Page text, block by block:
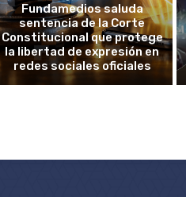
Fundamedios saluda
sentencia de la Corte
Constitucional que protege
la libertad de expresión en
redes sociales oficiales